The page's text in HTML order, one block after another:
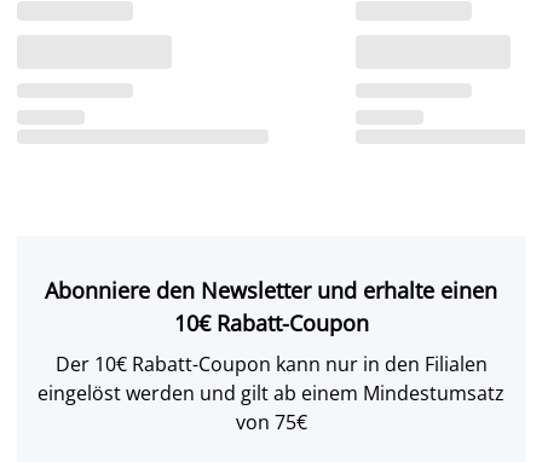
Abonniere den Newsletter und erhalte einen
10€ Rabatt-Coupon
Der 10€ Rabatt-Coupon kann nur in den Filialen
eingelöst werden und gilt ab einem Mindestumsatz
von 75€